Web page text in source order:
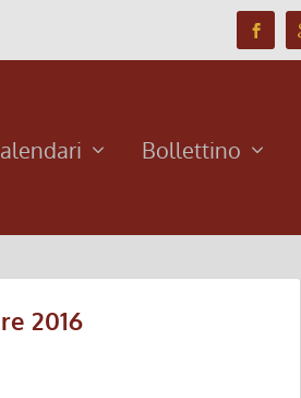
Bollettino
2016